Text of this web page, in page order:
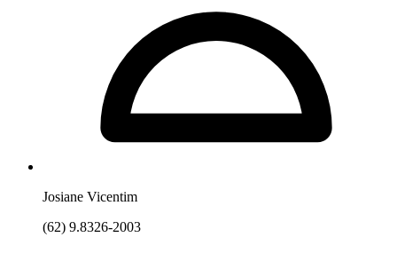
Josiane Vicentim
(62) 9.8326-2003